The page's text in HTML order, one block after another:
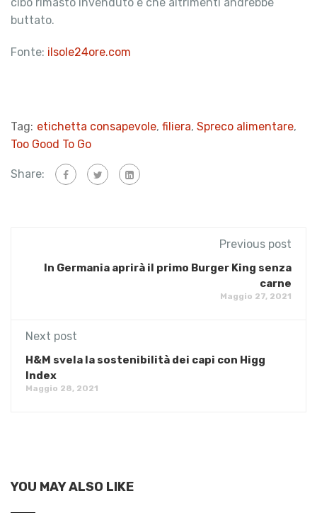
cibo rimasto invenduto e che altrimenti andrebbe
buttato.
Fonte: ilsole24ore.com
Tag: etichetta consapevole, filiera, Spreco alimentare,
Too Good To Go
Share:
Previous post
In Germania aprirà il primo Burger King senza
carne
Maggio 27, 2021
Next post
H&M svela la sostenibilità dei capi con Higg
Index
Maggio 28, 2021
YOU MAY ALSO LIKE